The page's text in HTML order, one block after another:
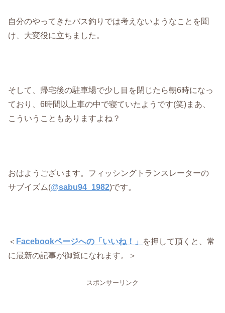
自分のやってきたバス釣りでは考えないようなことを聞
け、大変役に立ちました。
そして、帰宅後の駐車場で少し目を閉じたら朝6時になっ
ており、6時間以上車の中で寝ていたようです(笑)まあ、
こういうこともありますよね？
おはようございます。フィッシングトランスレーターの
サブイズム(@sabu94_1982)です。
＜ Facebookページへの「いいね！」 を押して頂くと、常
に最新の記事が御覧になれます。＞
スポンサーリンク